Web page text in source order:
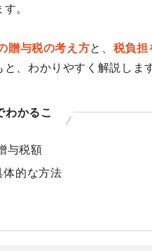
。
贈与税の考え方と、 税負担
、わかりやすく解説しま
わかるこ
与税額
体的な方法